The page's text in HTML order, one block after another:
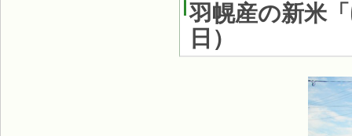
羽幌産の新米
日 ）